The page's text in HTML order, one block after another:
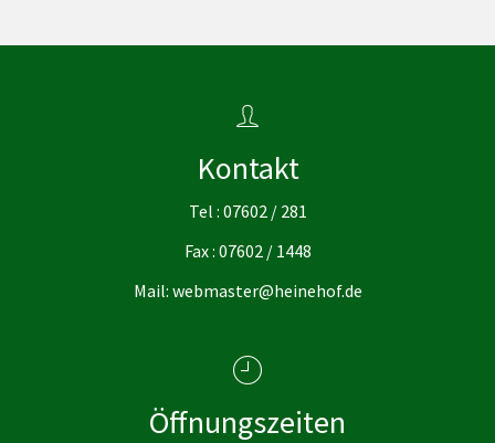
Kontakt
Tel : 07602 / 281
Fax : 07602 / 1448
Mail: webmaster@heinehof.de
Öffnungszeiten